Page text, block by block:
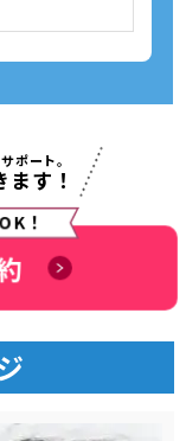
ポート。
す！
！